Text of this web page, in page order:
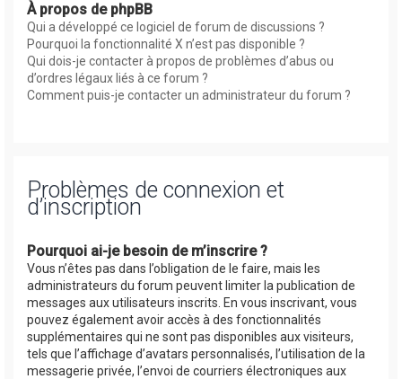
À propos de phpBB
Qui a développé ce logiciel de forum de discussions ?
Pourquoi la fonctionnalité X n’est pas disponible ?
Qui dois-je contacter à propos de problèmes d’abus ou
d’ordres légaux liés à ce forum ?
Comment puis-je contacter un administrateur du forum ?
Problèmes de connexion et
d’inscription
Pourquoi ai-je besoin de m’inscrire ?
Vous n’êtes pas dans l’obligation de le faire, mais les
administrateurs du forum peuvent limiter la publication de
messages aux utilisateurs inscrits. En vous inscrivant, vous
pouvez également avoir accès à des fonctionnalités
supplémentaires qui ne sont pas disponibles aux visiteurs,
tels que l’affichage d’avatars personnalisés, l’utilisation de la
messagerie privée, l’envoi de courriers électroniques aux